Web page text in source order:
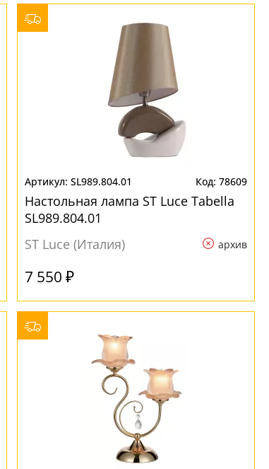
SL989.804.01 78609
Настольная лампа ST Luce Tabella
SL989.804.01
ST Luce (Италия)
архив
7 550 ₽